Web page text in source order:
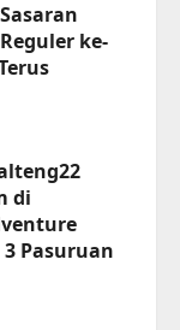
ke-
di
Pasuruan